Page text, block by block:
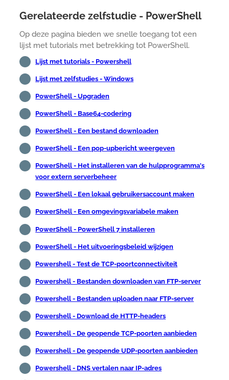
Gerelateerde zelfstudie - PowerShell
Op deze pagina bieden we snelle toegang tot een
lijst met tutorials met betrekking tot PowerShell.
Lijst met tutorials - Powershell
Lijst met zelfstudies - Windows
PowerShell - Upgraden
PowerShell - Base64-codering
PowerShell - Een bestand downloaden
PowerShell - Een pop-upbericht weergeven
PowerShell - Het installeren van de hulpprogramma's
voor extern serverbeheer
PowerShell - Een lokaal gebruikersaccount maken
PowerShell - Een omgevingsvariabele maken
PowerShell - PowerShell 7 installeren
PowerShell - Het uitvoeringsbeleid wijzigen
Powershell - Test de TCP-poortconnectiviteit
Powershell - Bestanden downloaden van FTP-server
Powershell - Bestanden uploaden naar FTP-server
Powershell - Download de HTTP-headers
Powershell - De geopende TCP-poorten aanbieden
Powershell - De geopende UDP-poorten aanbieden
Powershell - DNS vertalen naar IP-adres